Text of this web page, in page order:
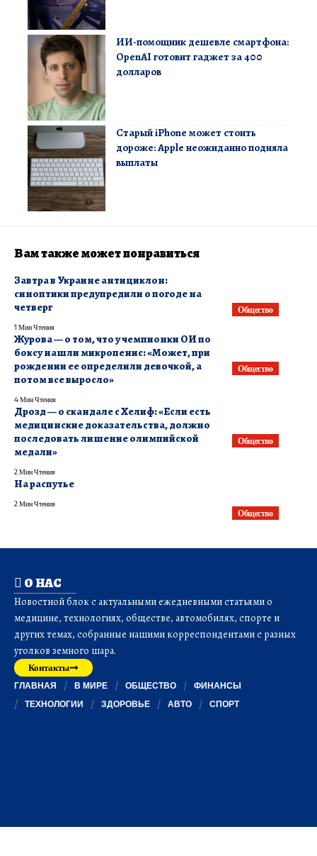
ИИ-помощник дешевле смартфона:
OpenAI готовит гаджет за 400
долларов
Старый iPhone может стоить
дороже: Apple неожиданно подняла
выплаты
Вам также может понравиться
Общество
Завтра в Украине антициклон:
синоптики предупредили о погоде на
четверг
1 Мин Чтения
Общество
Журова — о том, что у чемпионки ОИ по
боксу нашли микропенис: «Может, при
рождении ее определили девочкой, а
потом все выросло»
4 Мин Чтения
Общество
Дрозд — о скандале с Хелиф: «Если есть
медицинские доказательства, должно
последовать лишение олимпийской
медали»
2 Мин Чтения
Общество
На распутье
2 Мин Чтения
О НАС
Новостной блок с актуальными ежедневными статьями о
медицине, технологиях, обществе, автомобилях, спорте и
других темах, собранные нашими корреспондентами с разных
уголков земного шара.
Контакты
ГЛАВНАЯ В МИРЕ ОБЩЕСТВО
ФИНАНСЫ
ТЕХНОЛОГИИ
ЗДОРОВЬЕ АВТО СПОРТ